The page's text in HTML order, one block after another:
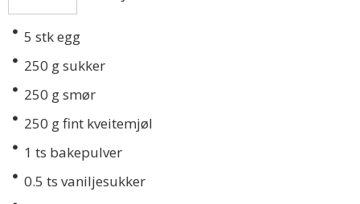
5 stk egg
250 g sukker
250 g smør
250 g fint kveitemjøl
1 ts bakepulver
0.5 ts vaniljesukker